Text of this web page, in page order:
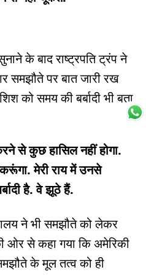
के बाद राष्ट्रपति ट्रंप ने
समझौते पर बात जारी रख
को समय की बर्बादी भी बता
से कुछ हासिल नहीं होगा.
करूंगा. मेरी राय में उनसे
है. वे झूठे हैं.
ने भी समझौते को लेकर
ओर से कहा गया कि अमेरिकी
के मूल तत्व को ही